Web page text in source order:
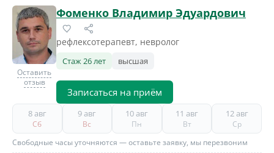
Оставить
отзыв
Фоменко Владимир Эдуардович
рефлексотерапевт, невролог
Стаж 26 лет высшая
Записаться на приём
8 авг
Сб
9 авг
Вс
10 авг
Пн
11 авг
Вт
12 авг
Ср
Свободные часы уточняются — оставьте заявку, мы перезвоним